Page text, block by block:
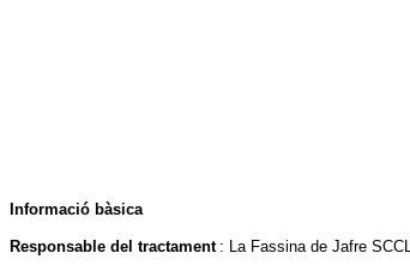
Informació bàsica
Responsable del tractament : La Fassina de Jafre SCCL.